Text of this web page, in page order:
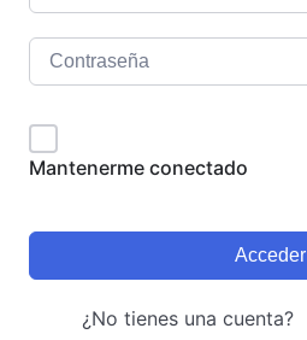
Mantenerme conectado
Acceder
¿No tienes una cuenta?